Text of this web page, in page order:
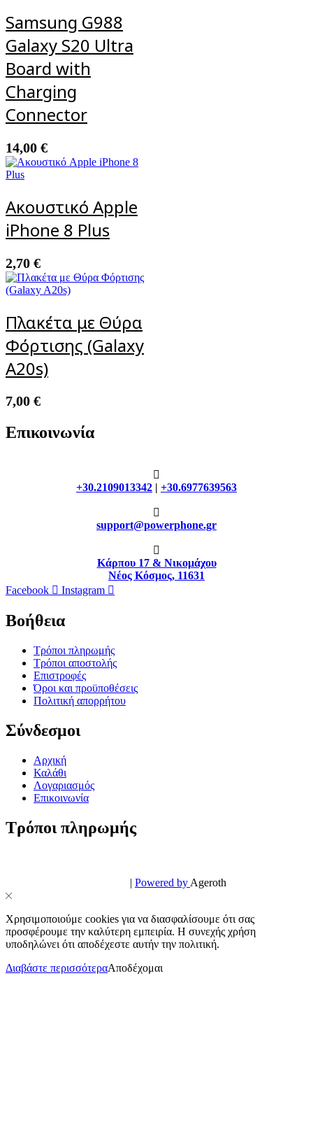
Samsung G988
Galaxy S20 Ultra
Board with
Charging
Connector
14,00 €
Ακουστικό Apple
iPhone 8 Plus
2,70 €
Πλακέτα με Θύρα
Φόρτισης (Galaxy
A20s)
7,00 €
Επικοινωνία
+30.2109013342 | +30.6977639563
support@powerphone.gr
Κάρπου 17 & Νικομάχου
Νέος Κόσμος, 11631
Facebook
Instagram
Βοήθεια
Τρόποι πληρωμής
Τρόποι αποστολής
Επιστροφές
Όροι και προϋποθέσεις
Πολιτική απορρήτου
Σύνδεσμοι
Αρχική
Καλάθι
Λογαριασμός
Επικοινωνία
Τρόποι πληρωμής
| Powered by Ageroth
Χρησιμοποιούμε cookies για να διασφαλίσουμε ότι σας
προσφέρουμε την καλύτερη εμπειρία. Η συνεχής χρήση
υποδηλώνει ότι αποδέχεστε αυτήν την πολιτική.
Διαβάστε περισσότεραΑποδέχομαι